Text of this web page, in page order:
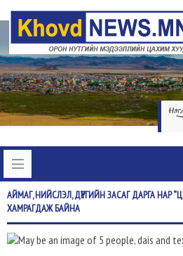
АЙМАГ,НИЙСЛЭЛ, ДҮҮРГИЙН ЗАСАГ ДАРГА НАР
ХАМРАГДАЖ БАЙНА